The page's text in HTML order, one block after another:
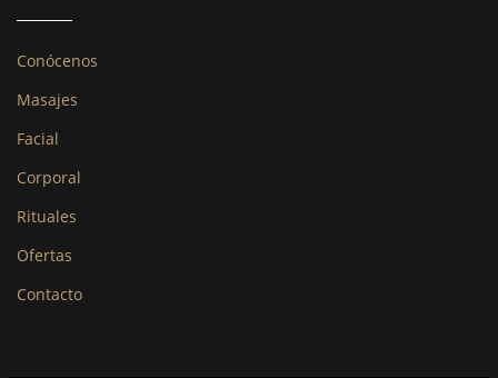
Conócenos
Masajes
Facial
Corporal
Rituales
Ofertas
Contacto